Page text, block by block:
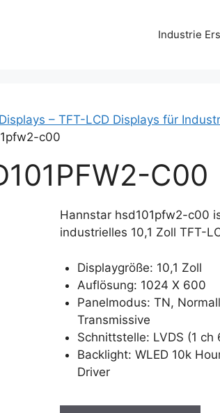
Industrie
– TFT-LCD Displays für
c00
C00
Hannstar hsd101pfw2-c00
industrielles 10,1 Zoll TFT-
Displaygröße: 10,1 Zoll
Auflösung: 1024 X 600
Panelmodus: TN,
Transmissive
Schnittstelle: LVDS (1
Backlight: WLED 10k
Driver